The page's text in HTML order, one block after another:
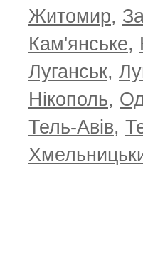
Житомир,
Кам'янське,
Луганськ,
Нікополь,
Тель-Авів,